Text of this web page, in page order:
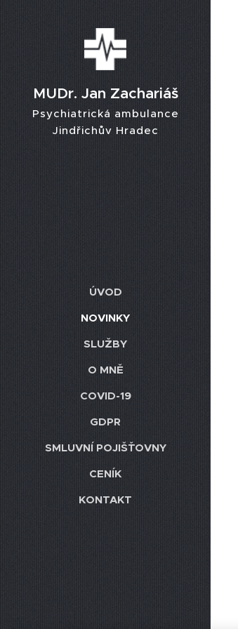
MUDr. Jan Zachariáš
Psychiatrická ambulance
Jindřichův Hradec
ÚVOD
NOVINKY
SLUŽBY
O MNĚ
COVID-19
GDPR
SMLUVNÍ POJIŠŤOVNY
CENÍK
KONTAKT